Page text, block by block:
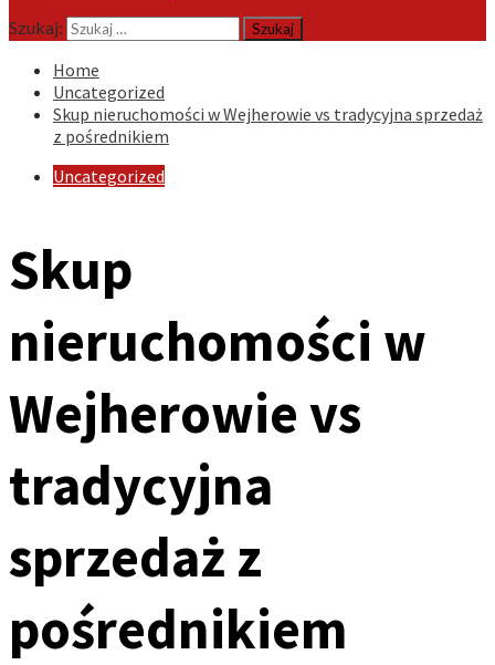
Szukaj:
Home
Uncategorized
Skup nieruchomości w Wejherowie vs tradycyjna sprzedaż
z pośrednikiem
Uncategorized
Skup
nieruchomości w
Wejherowie vs
tradycyjna
sprzedaż z
pośrednikiem